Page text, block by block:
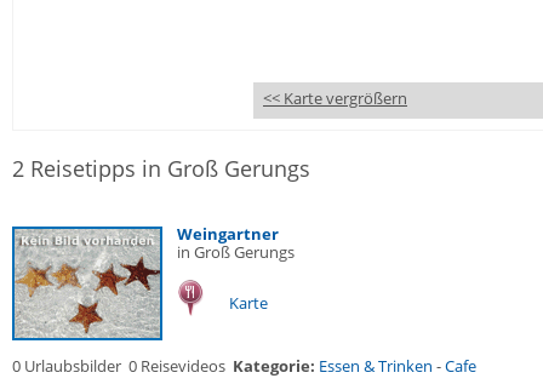
<< Karte vergrößern
2 Reisetipps in Groß Gerungs
Weingartner
in Groß Gerungs
Karte
0 Urlaubsbilder 0 Reisevideos Kategorie: Essen & Trinken -Cafe